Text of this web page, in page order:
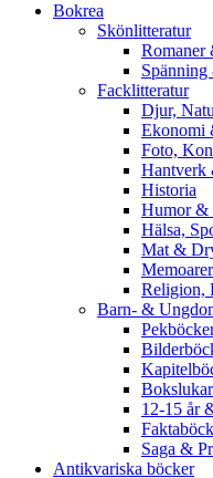
Bokrea
Skönlitteratur
Facklitteratur
Djur,
Ekonomi
Foto,
Hantverk
Historia
Humor &
Hälsa,
Mat &
Religion,
Barn- &
12-15 år
Saga &
Antikvariska böcker